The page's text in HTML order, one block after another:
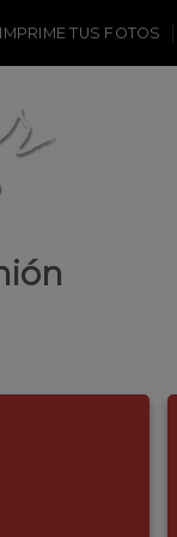
IMPRIME TUS FOTOS